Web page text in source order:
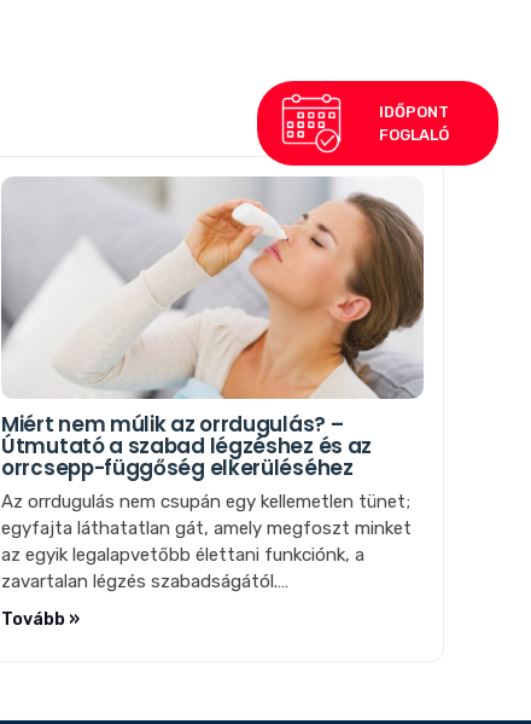
Miért nem múlik az orrdugulás? –
Útmutató a szabad légzéshez és az
orrcsepp-függőség elkerüléséhez
Az orrdugulás nem csupán egy kellemetlen tünet;
egyfajta láthatatlan gát, amely megfoszt minket
az egyik legalapvetőbb élettani funkciónk, a
zavartalan légzés szabadságától.…
Tovább »